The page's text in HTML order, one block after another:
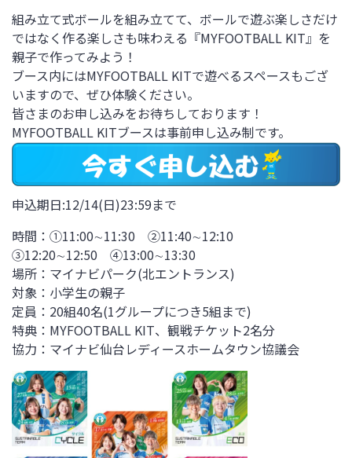
組み立て式ボールを組み立てて、ボールで遊ぶ楽しさだけ
ではなく作る楽しさも味わえる『MYFOOTBALL KIT』を
親子で作ってみよう！
ブース内にはMYFOOTBALL KITで遊べるスペースもござ
いますので、ぜひ体験ください。
皆さまのお申し込みをお待ちしております！
MYFOOTBALL KITブースは事前申し込み制です。
申込期日:12/14(日)23:59まで
時間：①11:00∼11:30 ②11:40∼12:10
③12:20∼12:50 ④13:00∼13:30
場所：マイナビパーク(北エントランス)
対象：小学生の親子
定員：20組40名(1グループにつき5組まで)
特典：MYFOOTBALL KIT、観戦チケット2名分
協力： マイナビ仙台レディースホームタウン協議会